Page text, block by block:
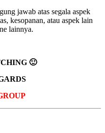
jawab atas segala aspek
kesopanan, atau aspek lain
lainnya.
🙂